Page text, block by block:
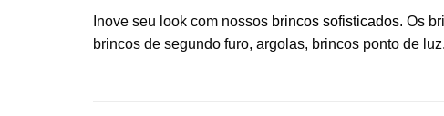
Inove seu look com nossos brincos sofisticados. Os
brincos de segundo furo, argolas, brincos ponto de luz.